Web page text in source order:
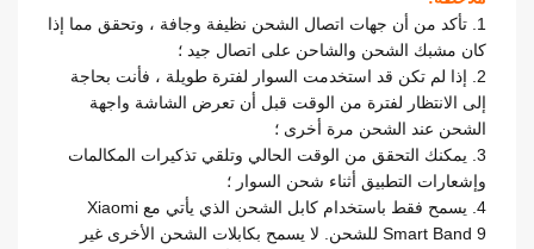
1. تأكد من أن جهات اتصال الشحن نظيفة وجافة ، وتحقق مما إذا
كان مشبك الشحن والشاحن على اتصال جيد ؛
2. إذا لم تكن قد استخدمت السوار لفترة طويلة ، فأنت بحاجة
إلى الانتظار لفترة من الوقت قبل أن تعرض الشاشة واجهة
الشحن عند الشحن مرة أخرى ؛
3. يمكنك التحقق من الوقت الحالي وتلقي تذكيرات المكالمات
وإشعارات التطبيق أثناء شحن السوار ؛
4.
يسمح فقط باستخدام كابل الشحن الذي يأتي مع Xiaomi
Smart Band 9 للشحن. لا يسمح بكابلات الشحن الأخرى غير